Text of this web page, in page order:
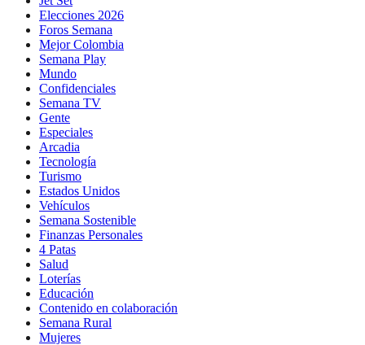
Elecciones 2026
Foros Semana
Mejor Colombia
Semana Play
Mundo
Confidenciales
Semana TV
Gente
Especiales
Arcadia
Tecnología
Turismo
Estados Unidos
Vehículos
Semana Sostenible
Finanzas Personales
4 Patas
Salud
Loterías
Educación
Contenido en colaboración
Semana Rural
Mujeres